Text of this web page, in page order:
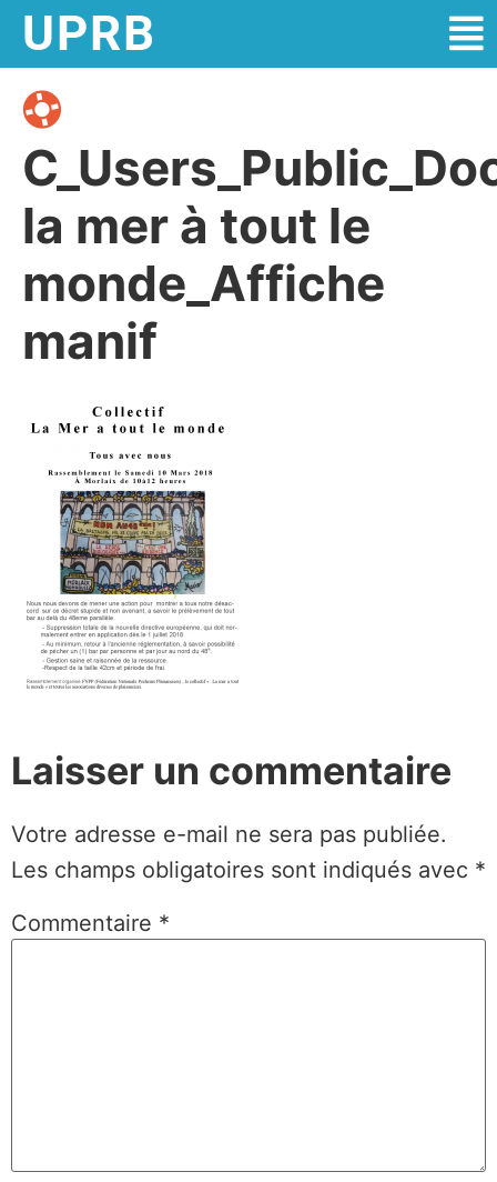
UPRB
la mer à tout le
monde_Affiche
manif
Laisser un commentaire
Votre adresse e-mail ne sera pas publiée.
Les champs obligatoires sont indiqués avec *
Commentaire *